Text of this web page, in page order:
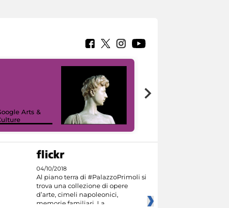
Arts &
04/10/2018
Al piano terra di #PalazzoPrimoli si
trova una collezione di opere
d’arte, cimeli napoleonici,
memorie familiari. La